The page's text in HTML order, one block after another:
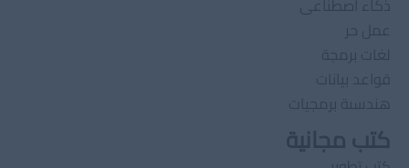
ذكاء اصطناعى
عمل حر
لغات برمجة
قواعد بيانات
هندسىة برمجيات
كتب مجانية